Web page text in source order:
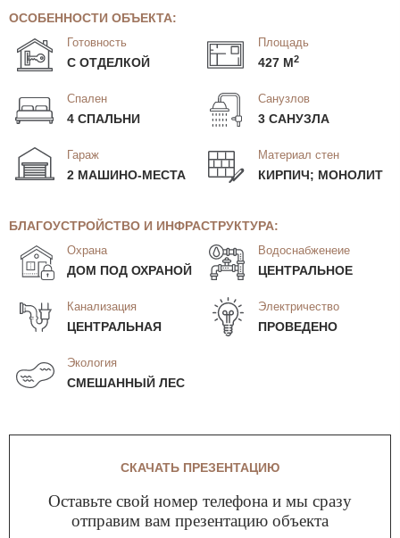
ОСОБЕННОСТИ ОБЪЕКТА:
Готовность
С ОТДЕЛКОЙ
Площадь
427 М2
Спален
4 СПАЛЬНИ
Санузлов
3 САНУЗЛА
Гараж
2 МАШИНО-МЕСТА
Материал стен
КИРПИЧ; МОНОЛИТ
БЛАГОУСТРОЙСТВО И ИНФРАСТРУКТУРА:
Охрана
ДОМ ПОД ОХРАНОЙ
Водоснабженеие
ЦЕНТРАЛЬНОЕ
Канализация
ЦЕНТРАЛЬНАЯ
Электричество
ПРОВЕДЕНО
Экология
СМЕШАННЫЙ ЛЕС
СКАЧАТЬ ПРЕЗЕНТАЦИЮ
Оставьте свой номер телефона и мы сразу
отправим вам презентацию объекта